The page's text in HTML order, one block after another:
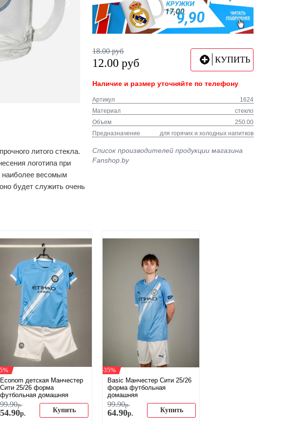
литого стекла.
логотипа при
наиболее весомым
будет служить очень
18.00 руб
12.00 руб КУПИТЬ
Наличие и размер уточняйте по телефону
Артикул
1624
Материал
стекло
Объем
250.00
Предназначение
для горячих и холодных напитков
Список производителей продукции магазина
Fanshop.by
Econom детская Манчестер
Сити 25/26 форма
футбольная домашняя
99.90р.
54.90р. Купить
-35%
Basic Манчестер Сити 25/26
форма футбольная
домашняя
99.90р.
64.90р. Купить